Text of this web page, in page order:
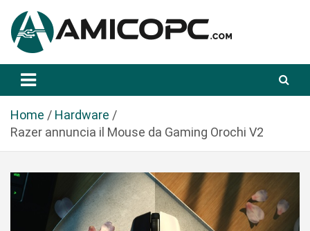
a
Amicopc.com
Home
Hardware
Razer annuncia il Mouse da Gaming Orochi V2